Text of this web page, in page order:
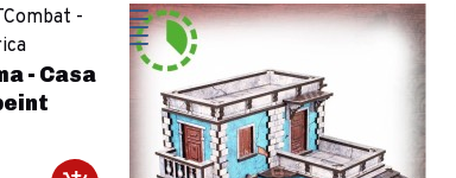
- Casa